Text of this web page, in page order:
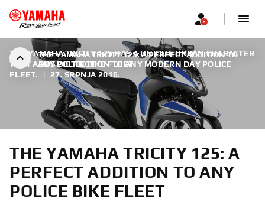
THE YAMAHA TRICITY 125: A PERFECT ADDITION TO
ANY POLICE BIKE FLEET
THE YAMAHA TRICITY 125 HAS A UNIQUE URBAN CHARACTER
THAT ADDS DISTINCTION TO ANY MODERN DAY POLICE
FLEET.
| 27. SRPNJA 2016.
THE YAMAHA TRICITY 125: A
PERFECT ADDITION TO ANY
POLICE BIKE FLEET